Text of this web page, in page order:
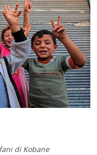
di Kobane